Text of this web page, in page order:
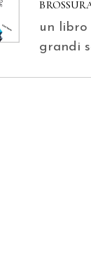
un libro
grandi